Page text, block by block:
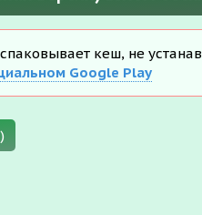
кеш, не
Google Play